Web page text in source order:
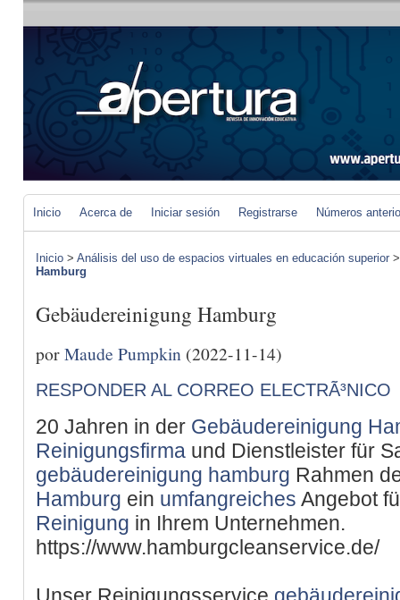
Inicio Acerca de Iniciar sesión Registrarse Números
Inicio > Análisis del uso de espacios virtuales en educación superior
Hamburg
Gebäudereinigung Hamburg
porMaude Pumpkin (2022-11-14)
RESPONDER AL CORREO ELECTRÃ³NICO
20 Jahren in der Gebäudereinigung
Reinigungsfirma und Dienstleister für
gebäudereinigung hamburg Rahmen
Hamburg ein umfangreiches Angebot
Reinigung in Ihrem Unternehmen.
https://www.hamburgcleanservice.de/
Unser Reinigungsservice